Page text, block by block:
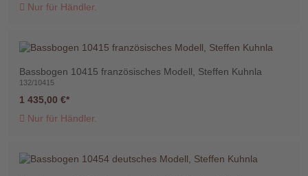
Suche
Benutzer-
Account
Nur für Händler.
Bassbogen 10415 französisches Modell, Steffen Kuhnla
132/10415
1 435,00 €
Nur für Händler.